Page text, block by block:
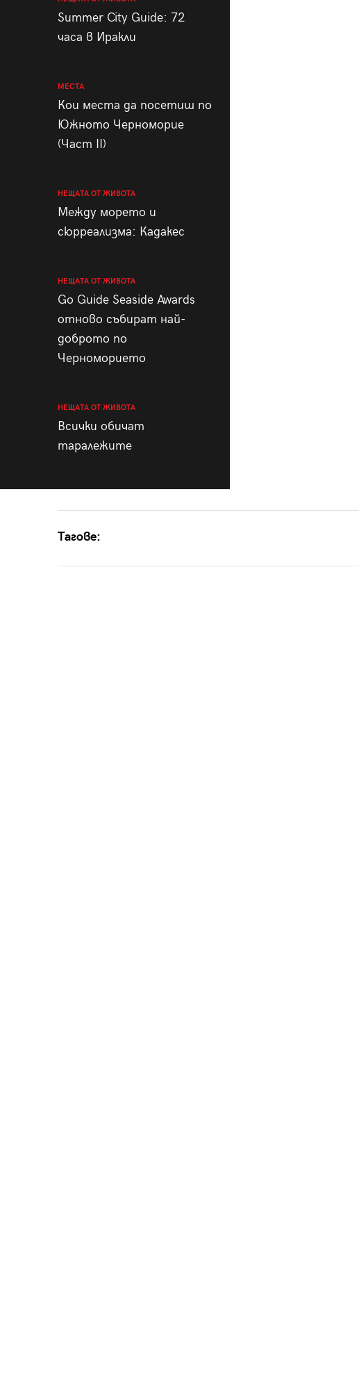
Summer City Guide: 72
часа в Иракли
МЕСТА
Кои места да посетиш по
Южното Черноморие
(Част II)
НЕЩАТА ОТ ЖИВОТА
Между морето и
сюрреализма: Кадакес
НЕЩАТА ОТ ЖИВОТА
Go Guide Seaside Awards
отново събират най-
доброто по
Черноморието
НЕЩАТА ОТ ЖИВОТА
Всички обичат
таралежите
Тагове:
28/29